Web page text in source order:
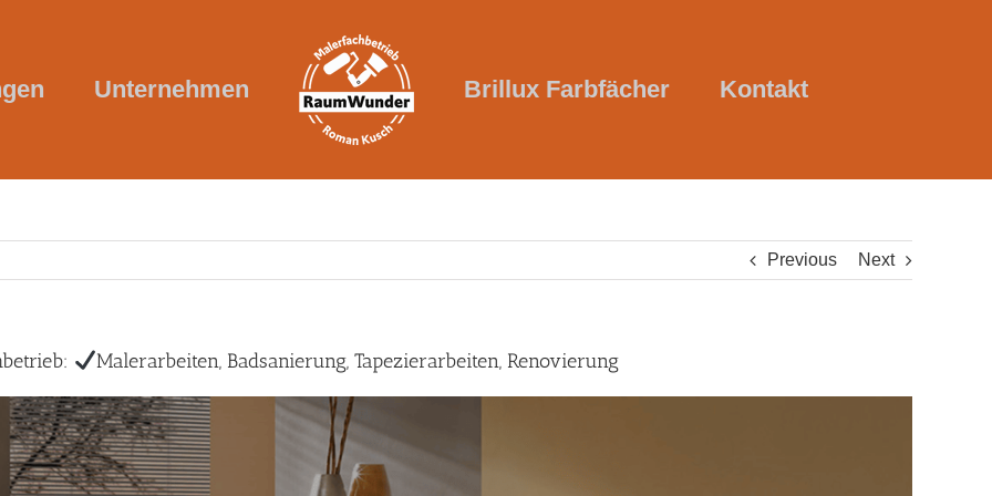
Unternehmen Brillux Farbfächer Kontakt
Previous Next
Malerarbeiten, Badsanierung, Tapezierarbeiten, Renovierung